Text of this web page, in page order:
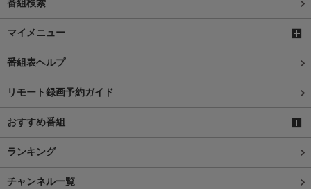
番組検索
マイメニュー
番組表ヘルプ
リモート録画予約ガイド
おすすめ番組
ランキング
チャンネル一覧